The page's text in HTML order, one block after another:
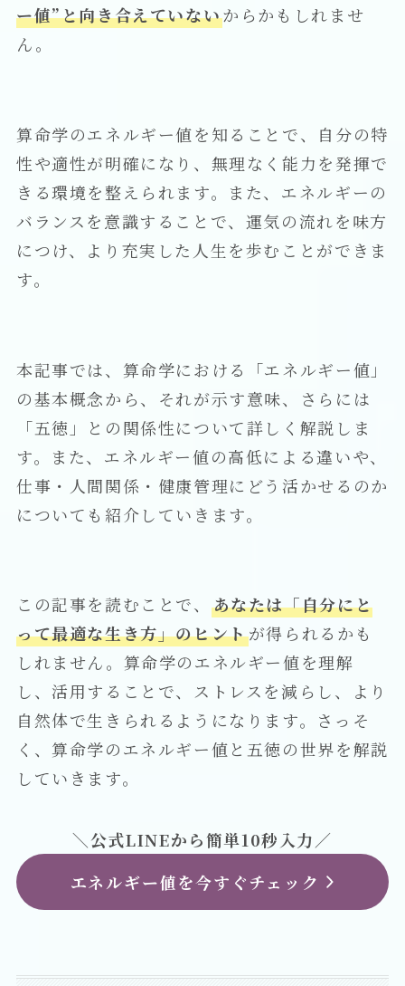
ー値”と向き合えていないからかもしれませ
ん。
算命学のエネルギー値を知ることで、自分の特
性や適性が明確になり、無理なく能力を発揮で
きる環境を整えられます。また、エネルギーの
バランスを意識することで、運気の流れを味方
につけ、より充実した人生を歩むことができま
す。
本記事では、算命学における「エネルギー値」
の基本概念から、それが示す意味、さらには
「五徳」との関係性について詳しく解説しま
す。また、エネルギー値の高低による違いや、
仕事・人間関係・健康管理にどう活かせるのか
についても紹介していきます。
この記事を読むことで、 あなたは「自分にと
って最適な生き方」のヒントが得られるかも
しれません。算命学のエネルギー値を理解
し、活用することで、ストレスを減らし、より
自然体で生きられるようになります。さっそ
く、算命学のエネルギー値と五徳の世界を解説
していきます。
＼公式LINEから簡単10秒入力／
エネルギー値を今すぐチェック